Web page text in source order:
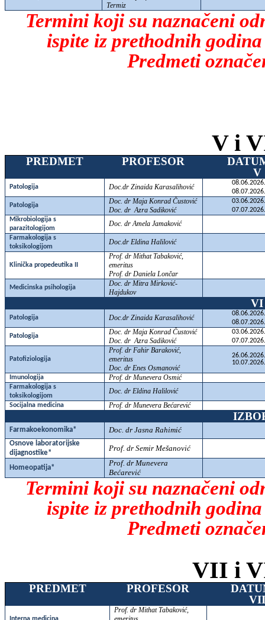
Termiz
Termini koji su naznačeni
ispite iz prethodnih
Predmeti
V i
PREDMET PROFESOR
V
Patologija Doc.dr Zinaida Karasalihović
08.06.2026.
08.07.2026.
Patologija
Doc. dr Maja Konrad Čustović
Doc. dr Azra Sadiković
03.06.2026.
07.07.2026.
Mikrobiologija s
parazitologijom
Doc. dr Amela Jamaković
Farmakologija s
toksikologijom
Doc.dr Eldina Halilović
Klinička propedeutika II
Prof. dr Mithat Tabaković,
emeritus
Prof. dr Daniela Lončar
Medicinska psihologija
Doc. dr Mitra Mirković-
Hajdukov
VI
Patologija Doc.dr Zinaida Karasalihović
08.06.2026.
08.07.2026.
Patologija
Doc. dr Maja Konrad Čustović
Doc. dr Azra Sadiković
03.06.2026.
07.07.2026.
Patofiziologija
Prof. dr Fahir Baraković,
emeritus
Doc. dr Enes Osmanović
26.06.2026.
10.07.2026.
Imunologija Prof. dr Munevera Osmić
Farmakologija s
toksikologijom
Doc. dr Eldina Halilović
Socijalna medicina Prof. dr Munevera Bećarević
Farmakoekonomika* Doc. dr Jasna Rahimić
Osnove laboratorijske
dijagnostike*
Prof. dr Semir Mešanović
Homeopatija*
Prof. dr Munevera
Bećarević
Termini koji su naznačeni
ispite iz prethodnih
Predmeti
VII i
PREDMET PROFESOR
Prof. dr Mithat Tabaković,